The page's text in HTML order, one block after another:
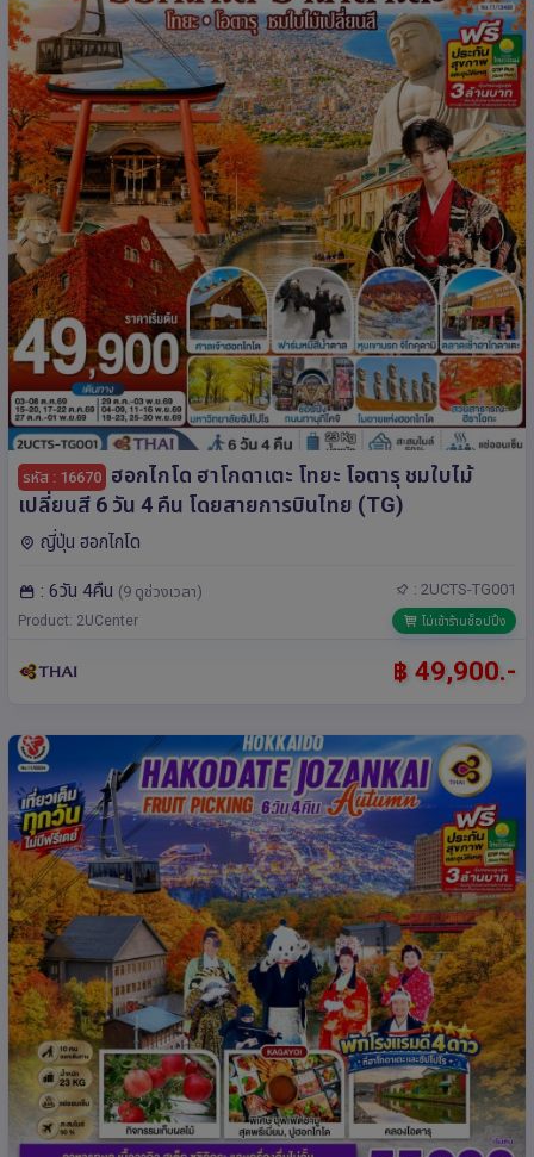
รหัส : 16670 ฮอกไกโด ฮาโกดาเตะ โทยะ โอตารุ ชมใบไม้
เปลี่ยนสี 6 วัน 4 คืน โดยสายการบินไทย (TG)
ญี่ปุ่น ฮอกไกโด
: 6วัน 4คืน (9 ดูช่วงเวลา) : 2UCTS-TG001
Product: 2UCenter ไม่เข้าร้านช็อปปิ้ง
฿ 49,900.-